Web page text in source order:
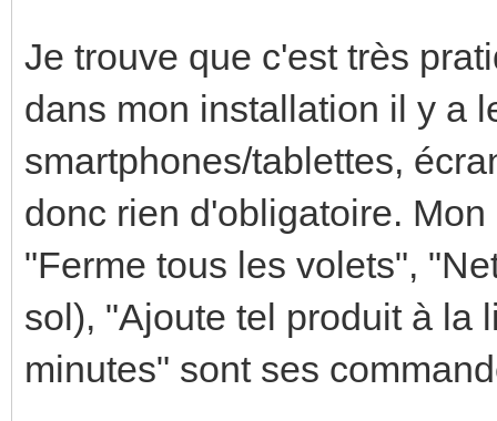
Je trouve que c'est très
dans mon installation il y a
smartphones/tablettes,
donc rien d'obligatoire.
"Ferme tous les volets",
sol), "Ajoute tel produit à la
minutes" sont ses